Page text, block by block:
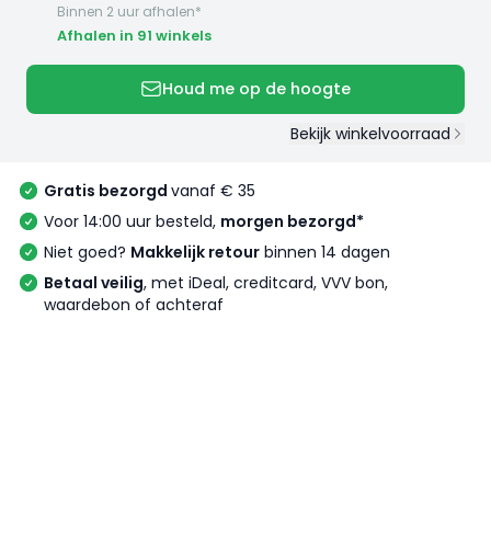
Binnen 2 uur afhalen*
Afhalen in 91 winkels
Houd me op de hoogte
Bekijk winkelvoorraad
Gratis bezorgd vanaf € 35
Voor 14:00 uur besteld, morgen bezorgd*
Niet goed? Makkelijk retour binnen 14 dagen
Betaal veilig, met iDeal, creditcard, VVV bon,
waardebon of achteraf